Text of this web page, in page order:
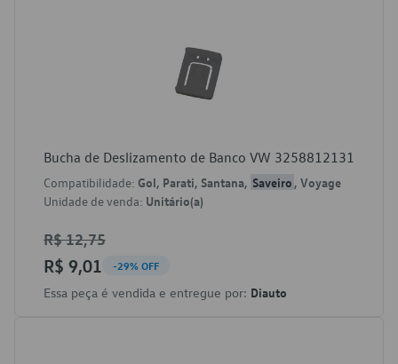
Bucha de Deslizamento de Banco VW 3258812131
Compatibilidade: Gol, Parati, Santana, Saveiro , Voyage
Unidade de venda: Unitário(a)
R$ 12,75
R$ 9,01 -29% OFF
Essa peça é vendida e entregue por: Diauto